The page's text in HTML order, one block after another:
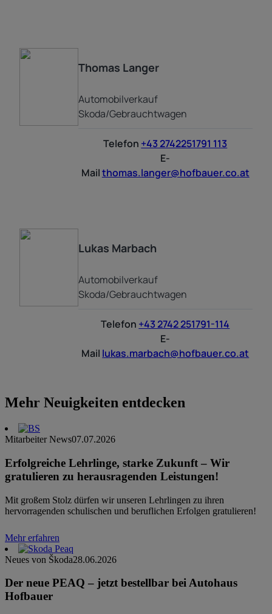
Thomas Langer
Automobilverkauf
Skoda/Gebrauchtwagen
Telefon +43 2742251791 113
E-
Mailthomas.langer@hofbauer.co.at
Lukas Marbach
Automobilverkauf
Skoda/Gebrauchtwagen
Telefon +43 2742 251791-114
E-
Mail lukas.marbach@hofbauer.co.at
Mehr Neuigkeiten entdecken
Mitarbeiter News07.07.2026
Erfolgreiche Lehrlinge, starke Zukunft – Wir
gratulieren zu herausragenden Leistungen!
Mit großem Stolz dürfen wir unseren Lehrlingen zu ihren
hervorragenden schulischen und beruflichen Erfolgen gratulieren!
Mehr erfahren
Neues von Škoda28.06.2026
Der neue PEAQ – jetzt bestellbar bei Autohaus
Hofbauer